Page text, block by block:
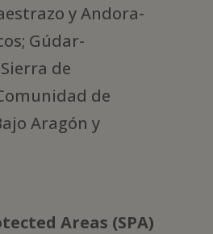
y Andora-
Gúdar-
de
de
Aragón y
Areas (SPA)